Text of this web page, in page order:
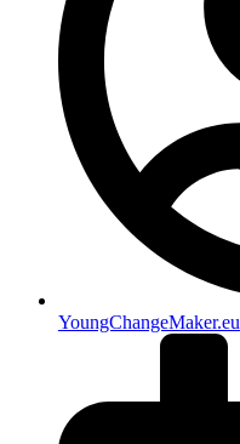
YoungChangeMaker.eu